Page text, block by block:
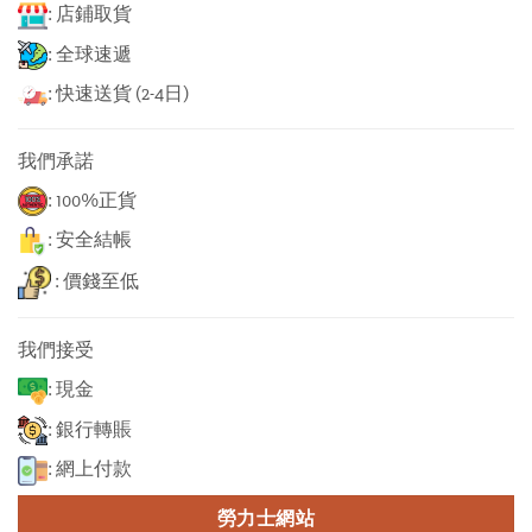
: 店鋪取貨
: 全球速遞
: 快速送貨 (2-4日)
我們承諾
: 100%正貨
: 安全結帳
: 價錢至低
我們接受
: 現金
: 銀行轉賬
: 網上付款
勞力士網站